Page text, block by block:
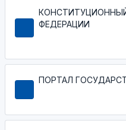
ФЕДЕРАЦИИ
ПОРТАЛ